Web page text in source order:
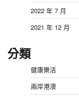
2022 年 7 月
2021 年 12 月
分類
健康樂活
兩岸港澳